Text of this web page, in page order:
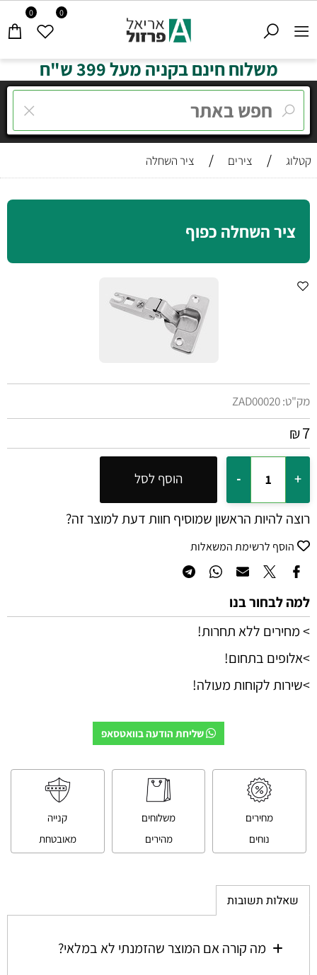
0 0
משלוח חינם בקניה מעל 399 ש"ח
קטלוג / צירים / ציר השחלה
ציר השחלה כפוף
מק"ט:ZAD00020
₪7
הוסף לסל
רוצה להיות הראשון שמוסיף חוות דעת למוצר זה?
הוסף לרשימת המשאלות
למה לבחור בנו
> מחירים ללא תחרות!
>אלופים בתחום!
>שירות לקוחות מעולה!
שליחת הודעה בוואטסאפ
מחירים
נוחים
משלוחים
מהירים
קנייה
מאובטחת
שאלות תשובות
מה קורה אם המוצר שהזמנתי לא במלאי?